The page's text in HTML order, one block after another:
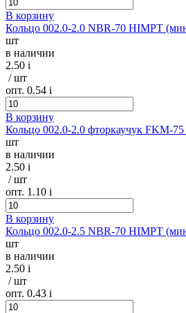
В корзину
Кольцо 002.0-2.0 NBR-70 HIMPT
шт
в наличии
2.50 i
/ шт
опт. 0.54 i
В корзину
Кольцо 002.0-2.0 фторкаучук FKM-
шт
в наличии
2.50 i
/ шт
опт. 1.10 i
В корзину
Кольцо 002.0-2.5 NBR-70 HIMPT
шт
в наличии
2.50 i
/ шт
опт. 0.43 i